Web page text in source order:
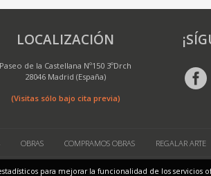
LOCALIZACIÓN
Paseo de la Castellana Nº150 3ºDrch
28046 Madrid (España)
(Visitas sólo bajo cita previa)
OBRAS COMPRAMOS OBRAS REGALAR ARTE
POLÍTICA DE COOKIES ENVÍOS Y
para mejorar la funcionalidad de los servicios